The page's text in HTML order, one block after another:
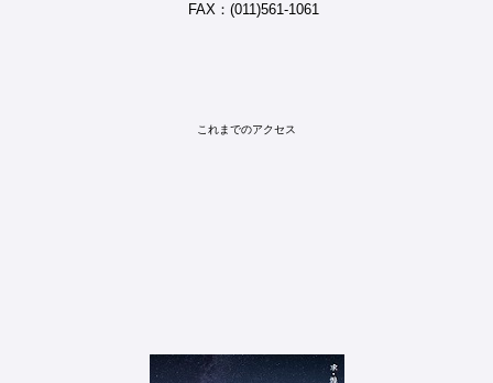
FAX：(011)561-1061
これまでのアクセス